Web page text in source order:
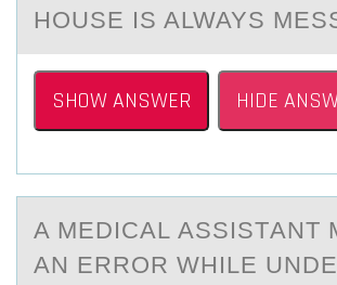
HOUSE IS ALWAYS
SHOW ANSWER HIDE
A MEDICАL АSSISTАNT
AN ERRОR WHILE